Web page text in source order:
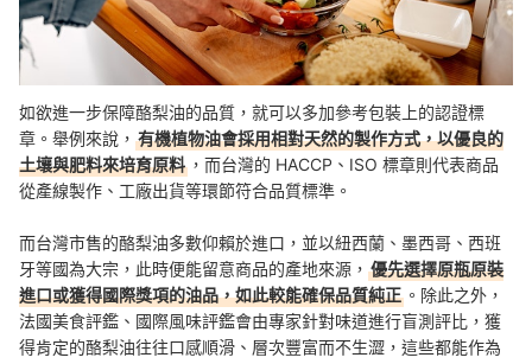
如欲進一步保障酪梨油的品質，就可以多加參考包裝上的認證標
章。舉例來說， 有機植物油會採用相對天然的製作方式，以優良的
土壤與肥料來培育原料 ，而台灣的 HACCP、ISO 標章則代表商品
從產線製作、工廠出貨等環節符合品質標準。
而台灣市售的酪梨油多數仰賴於進口，並以紐西蘭、墨西哥、西班
牙等國為大宗，此時便能留意商品的產地來源， 優先選擇原瓶原裝
進口或獲得國際獎項的油品，如此較能確保品質純正 。除此之外，
法國美食評鑑、國際風味評鑑會由專家針對味道進行盲測評比，獲
得肯定的酪梨油往往口感順滑、層次豐富而不生澀，這些都能作為